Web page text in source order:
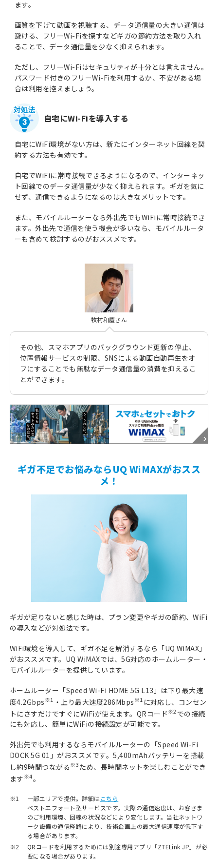
ます。
画質を下げて動画を視聴する、データ通信量の大きい通信は
避ける、フリーWi-Fiを探すなどギガの節約方法を取り入れ
ることで、データ通信量を少なく抑えられます。
ただし、フリーWi-Fiはセキュリティが十分とは言えません。
パスワード付きのフリーWi-Fiを利用するか、不安がある場
合は利用を控えましょう。
3 自宅にWi-Fiを導入する
自宅にWiFi環境がない方は、新たにインターネット回線を契
約する方法も有効です。
自宅でWiFiに常時接続できるようになるので、インターネッ
ト回線でのデータ通信量が少なく抑えられます。ギガを気に
せず、通信できるようになるのは大きなメリットです。
また、モバイルルーターなら外出先でもWiFiに常時接続でき
ます。外出先で通信を使う機会が多いなら、モバイルルータ
ーも含めて検討するのがおススメです。
牧村和慶さん
その他、スマホアプリのバックグラウンド更新の停止、
位置情報サービスの制限、SNSによる動画自動再生をオ
フにすることでも無駄なデータ通信量の消費を抑えるこ
とができます。
ギガ不足でお悩みならUQ WiMAXがおスス
メ！
ギガが足りないと感じた時は、プラン変更やギガの節約、WiFi
の導入などが対処法です。
WiFi環境を導入して、ギガ不足を解消するなら「UQ WiMAX」
がおススメです。UQ WiMAXでは、5G対応のホームルーター・
モバイルルーターを提供しています。
ホームルーター「Speed Wi-Fi HOME 5G L13」は下り最大速
度4.2Gbps※1 ・上り最大速度286Mbps※1 に対応し、コンセン
トにさすだけですぐにWiFiが使えます。QRコード※2 での接続
にも対応し、簡単にWiFiの接続設定が可能です。
外出先でも利用するならモバイルルーターの「Speed Wi-Fi
DOCK 5G 01」がおススメです。5,400mAhバッテリーを搭載
し約9時間つながる※3ため、長時間ネットを楽しむことができ
ます※4。
※1 一部エリアで提供。詳細はこちら
ベストエフォート型サービスです。実際の通信速度は、お客さま
のご利用環境、回線の状況などにより変化します。当社ネットワ
ーク設備の通信経路により、技術企画上の最大通信速度が低下す
る場合があります。
※2
QRコードを利用するためには別途専用アプリ「ZTELink JP」が必
要になる場合があります。